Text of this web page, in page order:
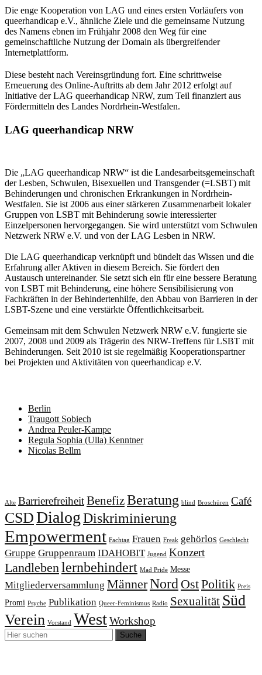
Die enge Kooperation von LAG und eines ersten Vorläufers von
queerhandicap e.V., ähnliche Ziele und die gemeinsame Nutzung
des Namens ebnen im Frühjahr 2008 den Weg für eine
gemeinschaftliche Nutzung der Domain als übergreifender
Internetplattform.
Diese besteht nach Vereinsgründung fort. Eine schrittweise
Erneuerung des Online-Auftritts ab dem Jahr 2012 erfolgt auf
Initiative der LAG queerhandicap NRW, zum Teil finanziert aus
Fördermitteln des Landes Nordrhein-Westfalen.
LAG queerhandicap NRW
Die „LAG queerhandicap NRW“ ist die Landesarbeitsgemeinschaft
der Lesben, Schwulen, Bisexuellen und Transgender (=LSBT) mit
Behinderungen und chronischen Erkrankungen in Nordrhein-
Westfalen. Sie ist 2006 aus einer stärkeren Zusammenarbeit lokaler
Gruppen von LSBT mit Behinderung sowie interessierter
Einzelpersonen hervorgegangen. Sie wird unterstützt vom Schwulen
Netzwerk NRW e.V. und von der LAG Lesben in NRW.
Die LAG queerhandicap verknüpft und bündelt das Wissen und die
Erfahrung aller Aktiven in diesem Bereich. Sie fördert den
Austausch untereinander. Sie setzt sich ein für eine bessere Beratung
von LSBT mit Behinderung, eine höhere Sensibilisierung von
Fachkräften in der Behindertenhilfe, den Abbau von Barrieren in der
LSBT-Szene und eine verstärkte Öffentlichkeitsarbeit.
Gemeinsam mit dem Schwulen Netzwerk NRW e.V. fungierte sie
2007, 2008 und 2009 als Trägerin des NRW-Treffens für LSBT mit
Behinderungen. Seit 2010 ist sie regelmäßig Kooperationspartner
bei Projekten und Aktivitäten von queerhandicap e.V.
Berlin
Traugott Sobiech
Andrea Peuler-Kampe
Regula Sophia (Ulla) Kenntner
Nicolas Bellm
Alte BarrierefreiheitBenefizBeratung blind Broschüren Café
CSDDialogDiskriminierung
Empowerment Fachtag Frauen Freak gehörlos Geschlecht
Gruppe Gruppenraum IDAHOBIT Jugend Konzert
Landleben lernbehindert Mad Pride Messe
Mitgliederversammlung MännerNord OstPolitik Preis
Promi Psyche Publikation Queer-Feminismus Radio Sexualität Süd
Verein Vorstand WestWorkshop